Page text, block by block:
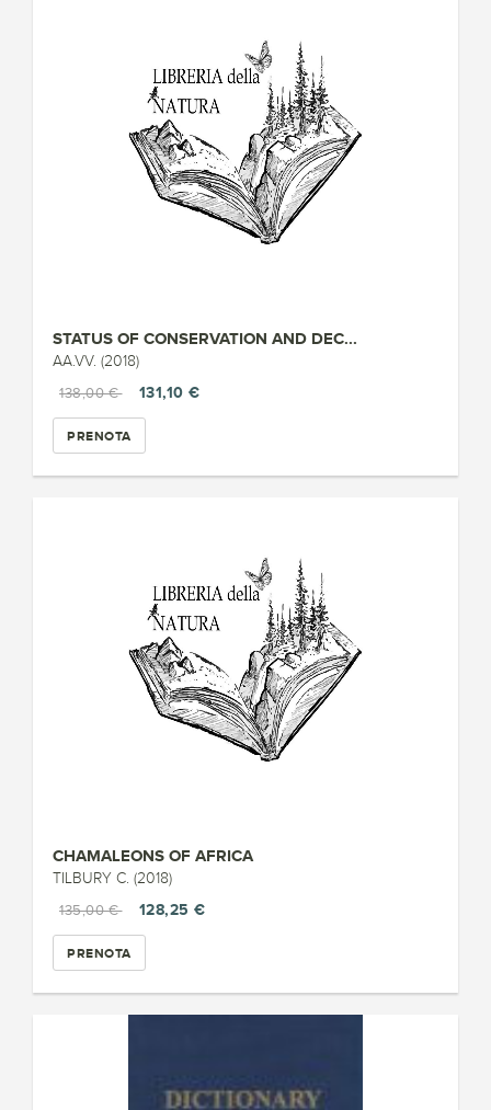
STATUS OF CONSERVATION AND DEC...
AA.VV. (2018)
138,00 €
131,10 €
PRENOTA
CHAMALEONS OF AFRICA
TILBURY C. (2018)
135,00 €
128,25 €
PRENOTA